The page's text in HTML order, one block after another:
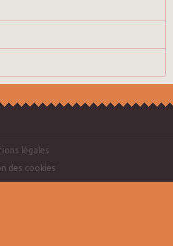
légales
des cookies